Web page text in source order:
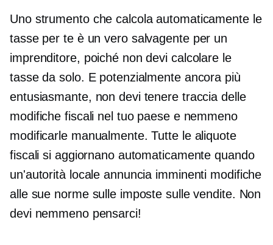
Uno strumento che calcola automaticamente le
tasse per te è un vero salvagenteper un
imprenditore, poiché non devi calcolare le
tasse da solo. E potenzialmente ancora più
entusiasmante, non devi tenere traccia delle
modifiche fiscali nel tuo paese e nemmeno
modificarle manualmente. Tutte le aliquote
fiscali si aggiornano automaticamente quando
un'autorità locale annuncia imminenti modifiche
alle sue norme sulle imposte sulle vendite. Non
devi nemmeno pensarci!